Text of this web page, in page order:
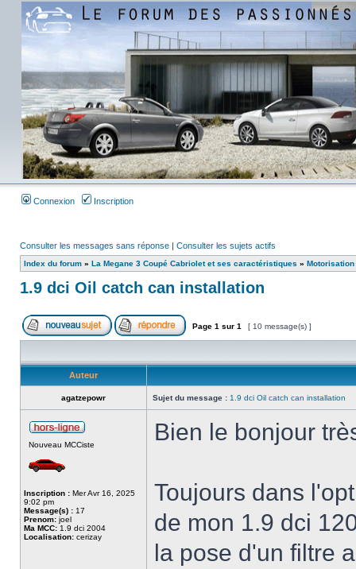
Connexion Inscription
Consulter les messages sans réponse | Consulter les sujets actifs
Index du forum » La Megane 3 Coupé Cabriolet et ses caractéristiques » Motorisation
1.9 dci Oil catch can installation
Page 1 sur 1 [ 10 message(s) ]
Auteur
agatzepowr Sujet du message : 1.9 dci Oil catch can installation
Nouveau MCCiste
Inscription : Mer Avr 16, 2025
9:02 pm
Message(s) : 17
Prenom: joel
Ma MCC: 1.9 dci 2004
Localisation: cerizay
Bien le bonjour
Toujours dans
de mon 1.9 dci
la pose d'un filtre